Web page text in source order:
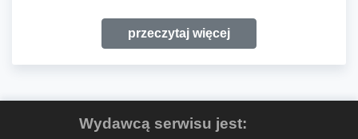
przeczytaj więcej
Wydawcą serwisu jest: